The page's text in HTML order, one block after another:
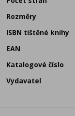
Rozměry
ISBN tištěné knihy
EAN
Katalogové číslo
Vydavatel